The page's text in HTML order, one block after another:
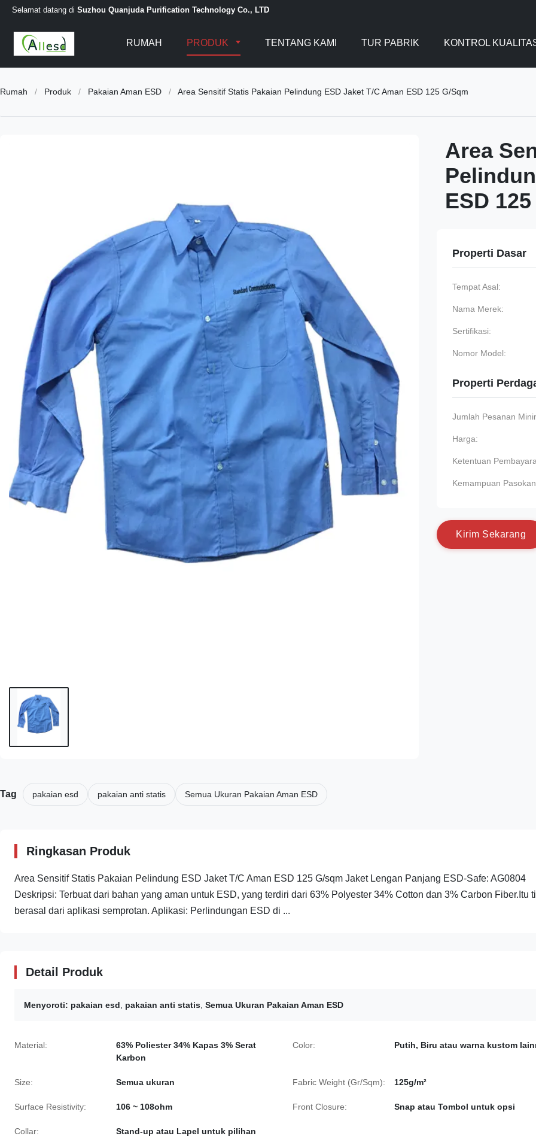
Selamat datang di Suzhou Quanjuda Purification Technology Co., LTD
RUMAH PRODUK TENTANG KAMI TUR PABRIK KONTROL
Rumah / Produk / Pakaian Aman ESD / Area Sensitif Statis Pakaian Pelindung ESD Jaket T/C Aman ESD 125 G/Sqm
Area
ESD
Properti Dasar
Tempat Asal:
Nama Merek:
Sertifikasi:
Nomor Model:
Properti
Jumlah Pesanan
Harga:
Ketentuan
Kemampuan
Kirim Sekarang
Tag pakaian esd pakaian anti statis Semua Ukuran Pakaian Aman ESD
Ringkasan Produk
Area Sensitif Statis Pakaian Pelindung ESD Jaket T/C Aman ESD 125 G/sqm Jaket Lengan Panjang ESD-Safe: AG0804
Deskripsi: Terbuat dari bahan yang aman untuk ESD, yang terdiri dari 63% Polyester 34% Cotton dan 3% Carbon Fiber.Itu
berasal dari aplikasi semprotan. Aplikasi: Perlindungan ESD di ...
Detail Produk
Menyoroti: pakaian esd, pakaian anti statis, Semua Ukuran Pakaian Aman ESD
Material:
63% Poliester 34% Kapas 3% Serat
Karbon
Color: Putih, Biru atau warna kustom
Size: Semua ukuran Fabric Weight (Gr/Sqm): 125g/m²
Surface Resistivity: 106 ~ 108ohm Front Closure: Snap atau Tombol untuk opsi
Collar: Stand-up atau Lapel untuk pilihan